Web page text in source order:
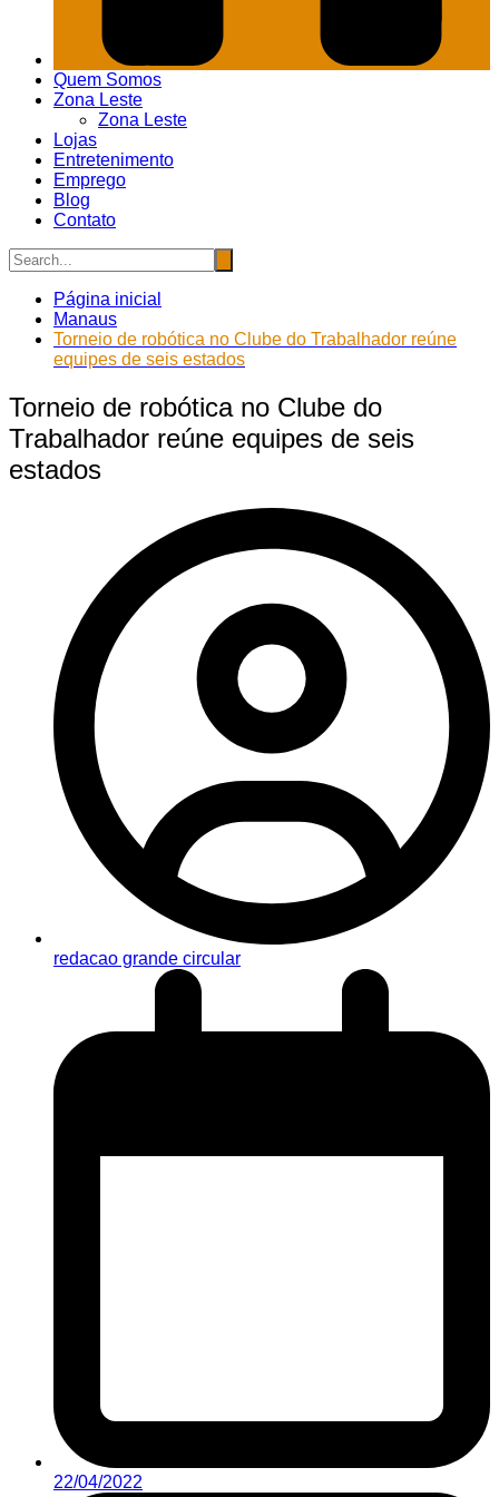
Quem Somos
Zona Leste
Zona Leste
Lojas
Entretenimento
Emprego
Blog
Contato
Página inicial
Manaus
Torneio de robótica no Clube do Trabalhador reúne
equipes de seis estados
Torneio de robótica no Clube do
Trabalhador reúne equipes de seis
estados
redacao grande circular
22/04/2022